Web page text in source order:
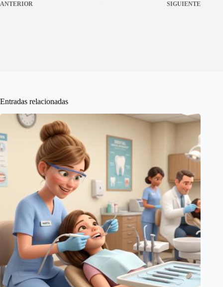
ANTERIOR SIGUIENTE
Entradas relacionadas